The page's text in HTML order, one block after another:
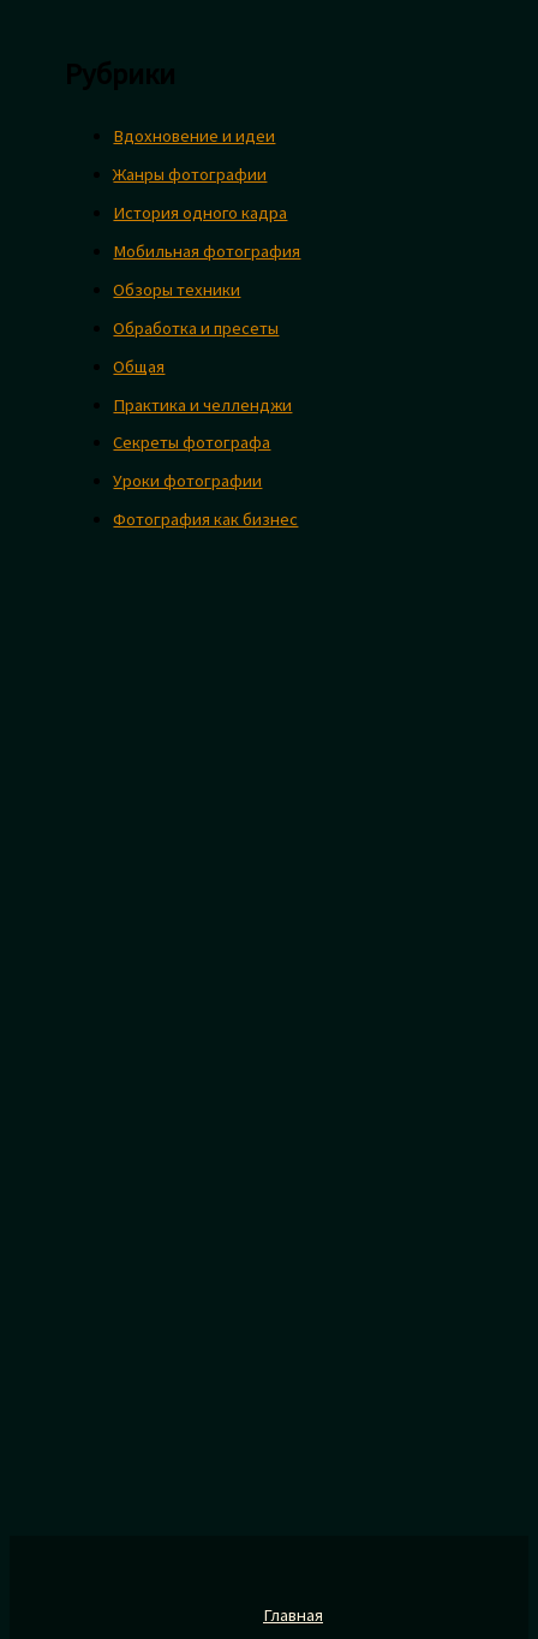
Вдохновение и идеи
Жанры фотографии
История одного кадра
Мобильная фотография
Обзоры техники
Обработка и пресеты
Общая
Практика и челленджи
Секреты фотографа
Уроки фотографии
Фотография как бизнес
Главная